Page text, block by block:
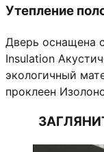
Утепление
Дверь оснащена
Insulation
экологичный
проклеен